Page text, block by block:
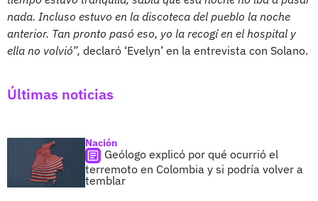
nada. Incluso estuvo en la discoteca del pueblo la noche
anterior. Tan pronto pasó eso, yo la recogí en el hospital y
ella no volvió”, declaró ‘Evelyn’ en la entrevista con Solano.
Últimas noticias
Nación
Geólogo explicó por qué ocurrió el
terremoto en Colombia y si podría volver a
temblar